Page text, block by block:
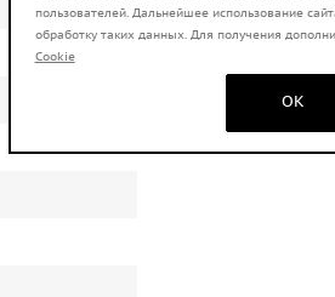
пользователей. Дальнейшее использование
обработку таких данных. Для получения
Cookie
OK